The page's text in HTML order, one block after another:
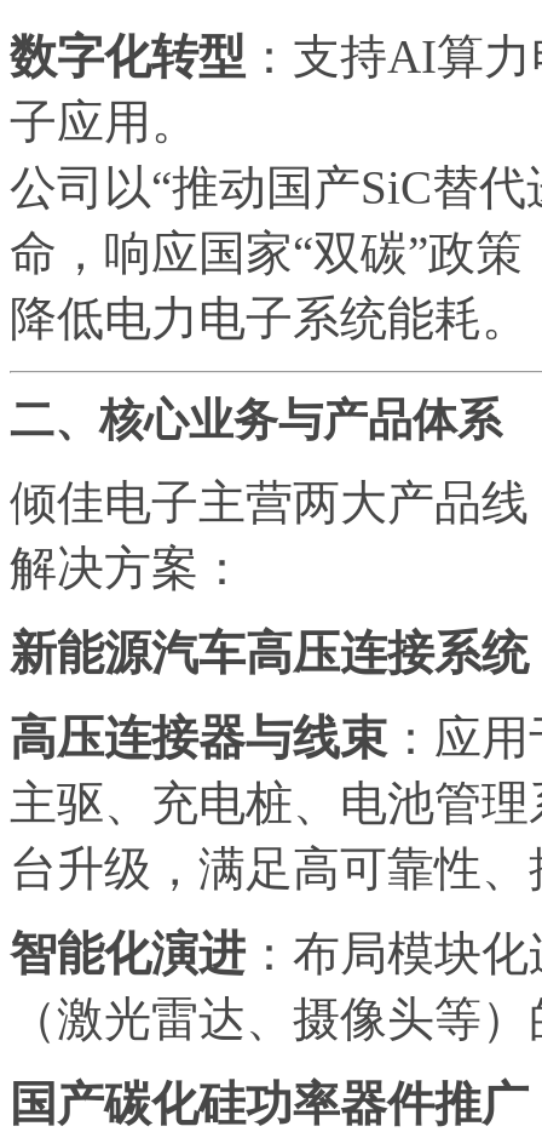
数字化转型 ：支持AI算
子应用。
公司以“推动国产SiC替
命，响应国家“双碳”政
降低电力电子系统能耗。
二、核心业务与产品体系
倾佳电子主营两大产品
解决方案：
新能源汽车高压连接系统
高压连接器与线束 ：应
主驱、充电桩、电池管
台升级，满足高可靠性
智能化演进 ：布局模块
（激光雷达、摄像头等
国产碳化硅功率器件推广